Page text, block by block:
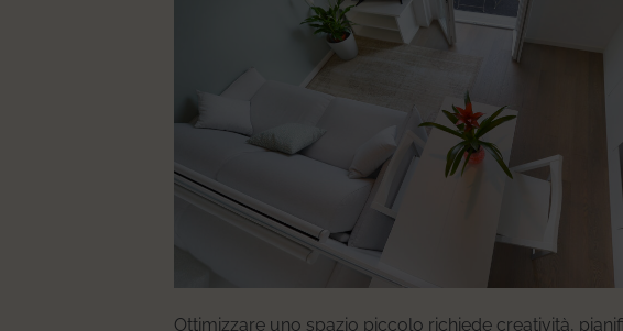
Ottimizzare uno spazio piccolo richiede creatività,